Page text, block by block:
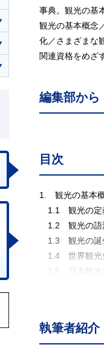
事典。観光の基
観光の基本概念
化／さまざまな
関連資格をめざ
編集部から
目次
1. 観光の基本
1.1 観光の
1.2 観光の
1.3 観光の誕
1.4 世界観光
1.5 日本観光
1.9 観光経験
1.10 観光行
執筆者紹介